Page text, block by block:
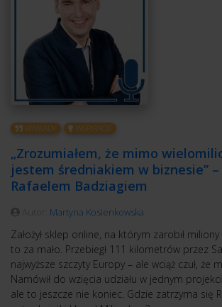
WYWIADY INSPIRACJE
„Zrozumiałem, że mimo
jestem średniakiem w biznesie”
Rafaelem Badziagiem
Martyna Kosienkowska
Założył sklep online, na którym zarobił miliony
to za mało. Przebiegł 111 kilometrów przez
najwyższe szczyty Europy – ale wciąż czuł, że
Namówił do wzięcia udziału w jednym
ale to jeszcze nie koniec. Gdzie zatrzyma się